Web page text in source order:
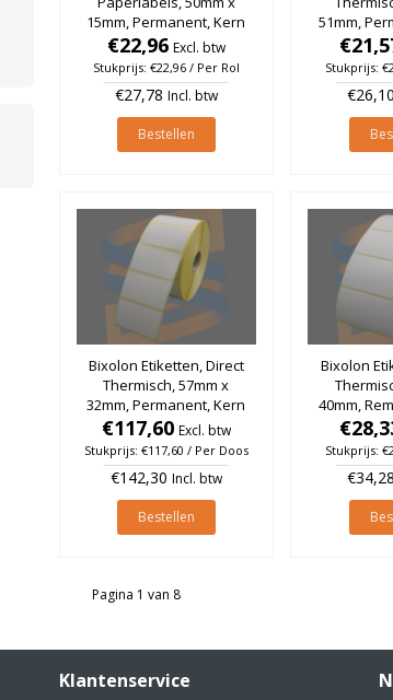
15mm, Permanent, Kern
25mm, rol à 4.200 stuks
€22,96 Excl. btw
Stukprijs: €22,96 / Per Rol
€27,78 Incl. btw
Bestellen
51mm,
25mm, rol
Stukprijs:
€26,10
Bixolon Etiketten, Direct
Thermisch, 57mm x
32mm, Permanent, Kern
25mm, rol à 2.100 stuks
(Per doos)
€117,60 Excl. btw
Stukprijs: €117,60 / Per Doos
€142,30 Incl. btw
Bestellen
Bixolon
40mm,
25mm, rol
Stukprijs:
€34,28
Pagina 1 van 8
Klantenservice